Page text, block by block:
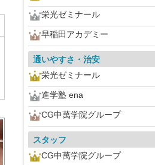
栄光ゼミナール
早稲田アカデミー
通いやすさ・治安
栄光ゼミナール
進学塾 ena
CG中萬学院グループ
スタッフ
CG中萬学院グループ